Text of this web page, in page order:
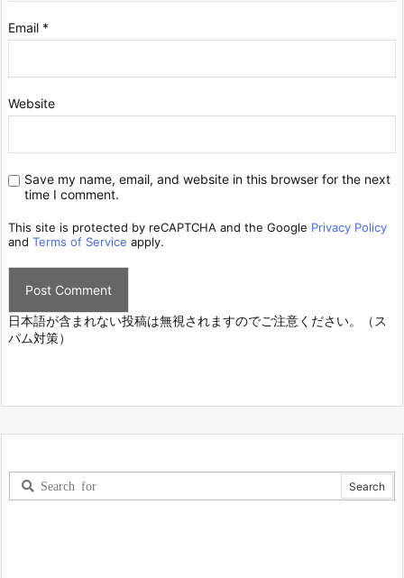
Email *
Website
Save my name, email, and website in this browser for the next
time I comment.
This site is protected by reCAPTCHA and the Google Privacy Policy
and Terms of Service apply.
日本語が含まれない投稿は無視されますのでご注意ください。（ス
パム対策）